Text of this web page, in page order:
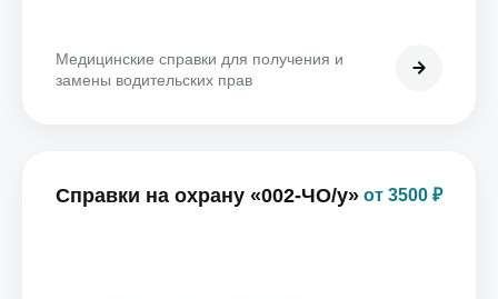
Медицинские справки для получения и
замены водительских прав
Справки на охрану «002-ЧО/у» от 3500 ₽